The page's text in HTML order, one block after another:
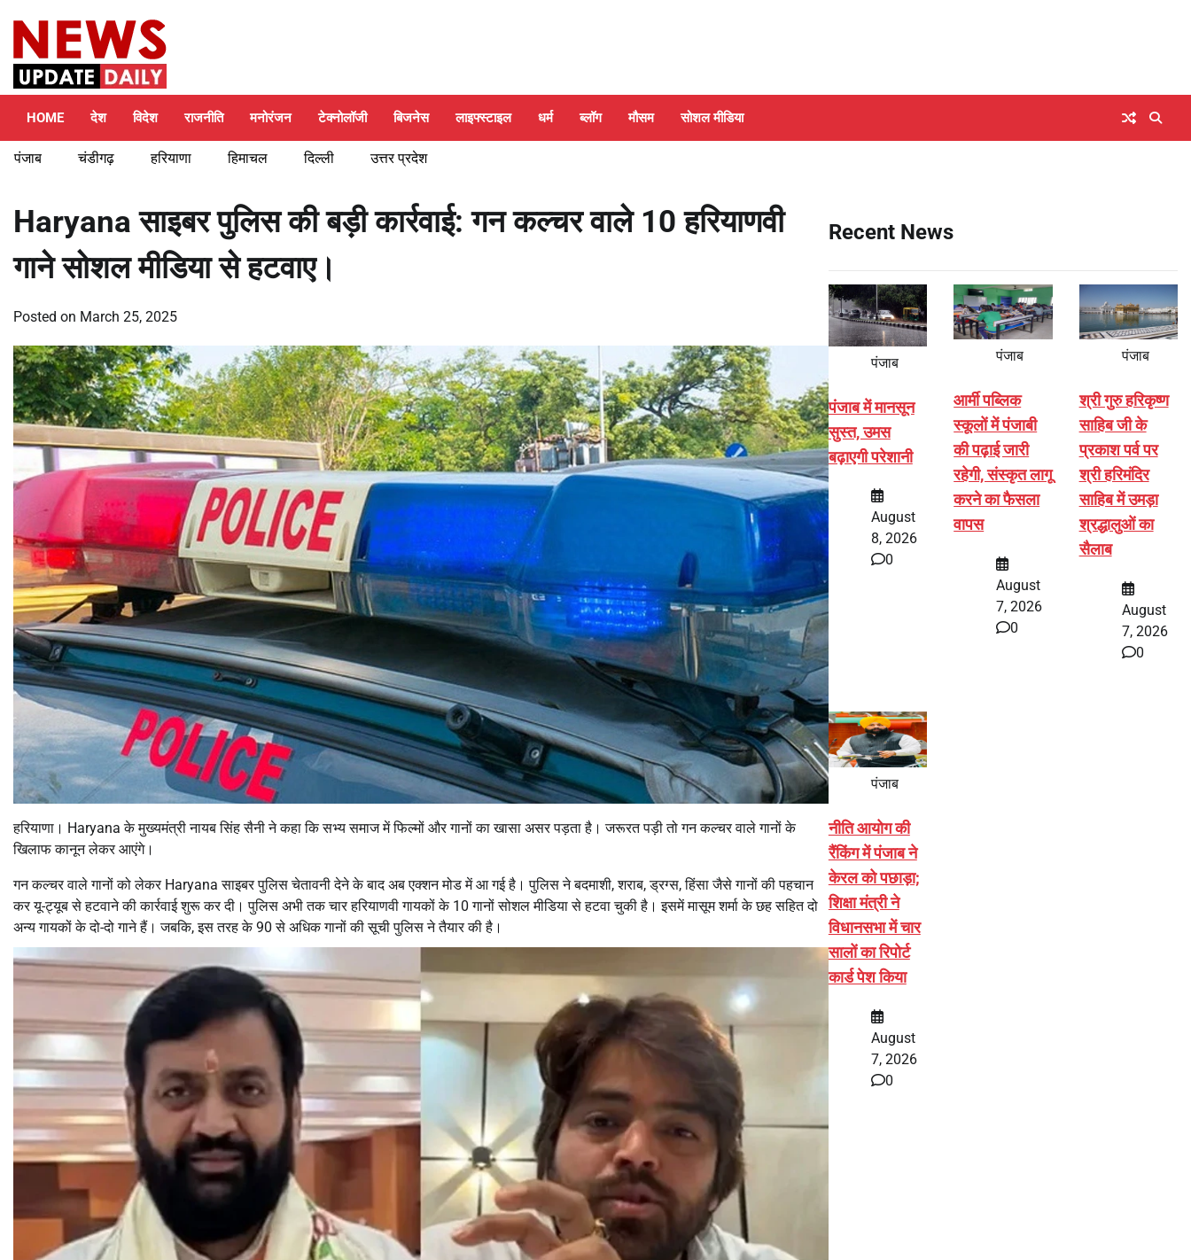
content
HOME देश विदेश राजनीति मनोरंजन टेक्नोलॉजी बिजनेस लाइफ्स्टाइल धर्म ब्लॉग मौसम सोशल मीडिया
पंजाब चंडीगढ़ हरियाणा हिमाचल दिल्ली उत्तर प्रदेश
Haryana साइबर पुलिस की बड़ी कार्रवाई: गन कल्चर वाले 10 हरियाणवी
गाने सोशल मीडिया से हटवाए।
Posted on March 25, 2025
हरियाणा। Haryana के मुख्यमंत्री नायब सिंह सैनी ने कहा कि सभ्य समाज में फिल्मों और गानों का खासा असर पड़ता है। जरूरत पड़ी तो गन कल्चर वाले गानों के
खिलाफ कानून लेकर आएंगे।
गन कल्चर वाले गानों को लेकर Haryana साइबर पुलिस चेतावनी देने के बाद अब एक्शन मोड में आ गई है। पुलिस ने बदमाशी, शराब, ड्रग्स, हिंसा जैसे गानों की पहचान
कर यू-ट्यूब से हटवाने की कार्रवाई शुरू कर दी। पुलिस अभी तक चार हरियाणवी गायकों के 10 गानों सोशल मीडिया से हटवा चुकी है। इसमें मासूम शर्मा के छह सहित दो
अन्य गायकों के दो-दो गाने हैं। जबकि, इस तरह के 90 से अधिक गानों की सूची पुलिस ने तैयार की है।
Recent News
पंजाब
पंजाब में मानसून
सुस्त, उमस
बढ़ाएगी परेशानी
August
8, 2026
0
पंजाब
आर्मी पब्लिक
स्कूलों में पंजाबी
की पढ़ाई जारी
रहेगी, संस्कृत लागू
करने का फैसला
वापस
August
7, 2026
0
पंजाब
श्री गुरु हरिकृष्ण
साहिब जी के
प्रकाश पर्व पर
श्री हरिमंदिर
साहिब में उमड़ा
श्रद्धालुओं का
सैलाब
August
7, 2026
0
पंजाब
नीति आयोग की
रैंकिंग में पंजाब ने
केरल को पछाड़ा;
शिक्षा मंत्री ने
विधानसभा में चार
सालों का रिपोर्ट
कार्ड पेश किया
August
7, 2026
0